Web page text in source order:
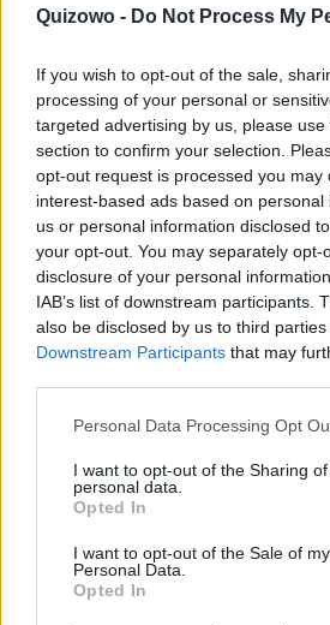
Quizowo - Do Not Process My
If you wish to opt-out of the sale,
processing of your personal or
targeted advertising by us, please
section to confirm your selection.
opt-out request is processed you may
interest-based ads based on
us or personal information disclosed
your opt-out. You may separately opt-
disclosure of your personal
IAB’s list of downstream participants.
also be disclosed by us to third
Downstream Participants that may
Personal Data Processing Opt
I want to opt-out of the Sharing
personal data.
Opted In
I want to opt-out of the Sale of my
Personal Data.
Opted In
Rozpocznij
20 pytań
każdy
średnia w
punktów